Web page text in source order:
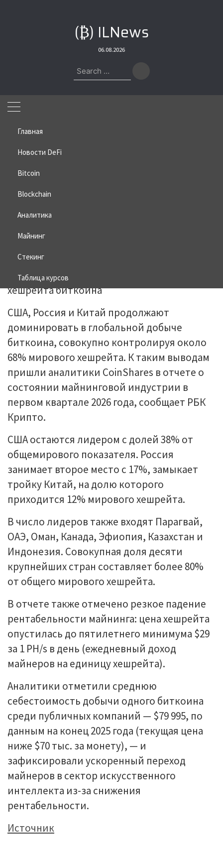
(₿) ILNews
06.08.2026
Search
for:
Главная
Новости DeFi
Bitcoin
Blockchain
Аналитика
Майнинг
Стекинг
Таблица курсов
Home»Bitcoin
доле хешрейта биткоина
США, Россия и Китай продолжают
доминировать в глобальной добыче
биткоина, совокупно контролируя около
68% мирового хешрейта. К таким выводам
пришли аналитики CoinShares в отчете о
состоянии майнинговой индустрии в
первом квартале 2026 года, сообщает РБК
Крипто.
США остаются лидером с долей 38% от
общемирового показателя. Россия
занимает второе место с 17%, замыкает
тройку Китай, на долю которого
приходится 12% мирового хешрейта.
В число лидеров также входят Парагвай,
ОАЭ, Оман, Канада, Эфиопия, Казахстан и
Индонезия. Совокупная доля десяти
крупнейших стран составляет более 80%
от общего мирового хешрейта.
В отчете также отмечено резкое падение
рентабельности майнинга: цена хешрейта
опустилась до пятилетнего минимума $29
за 1 PH/s в день (ежедневный доход
майнеров на единицу хешрейта).
Аналитики отметили среднюю
себестоимость добычи одного биткоина
среди публичных компаний — $79 995, по
данным на конец 2025 года (текущая цена
ниже $70 тыс. за монету), — и
зафиксировали ускоренный переход
майнеров в сектор искусственного
интеллекта из-за снижения
рентабельности.
Источник